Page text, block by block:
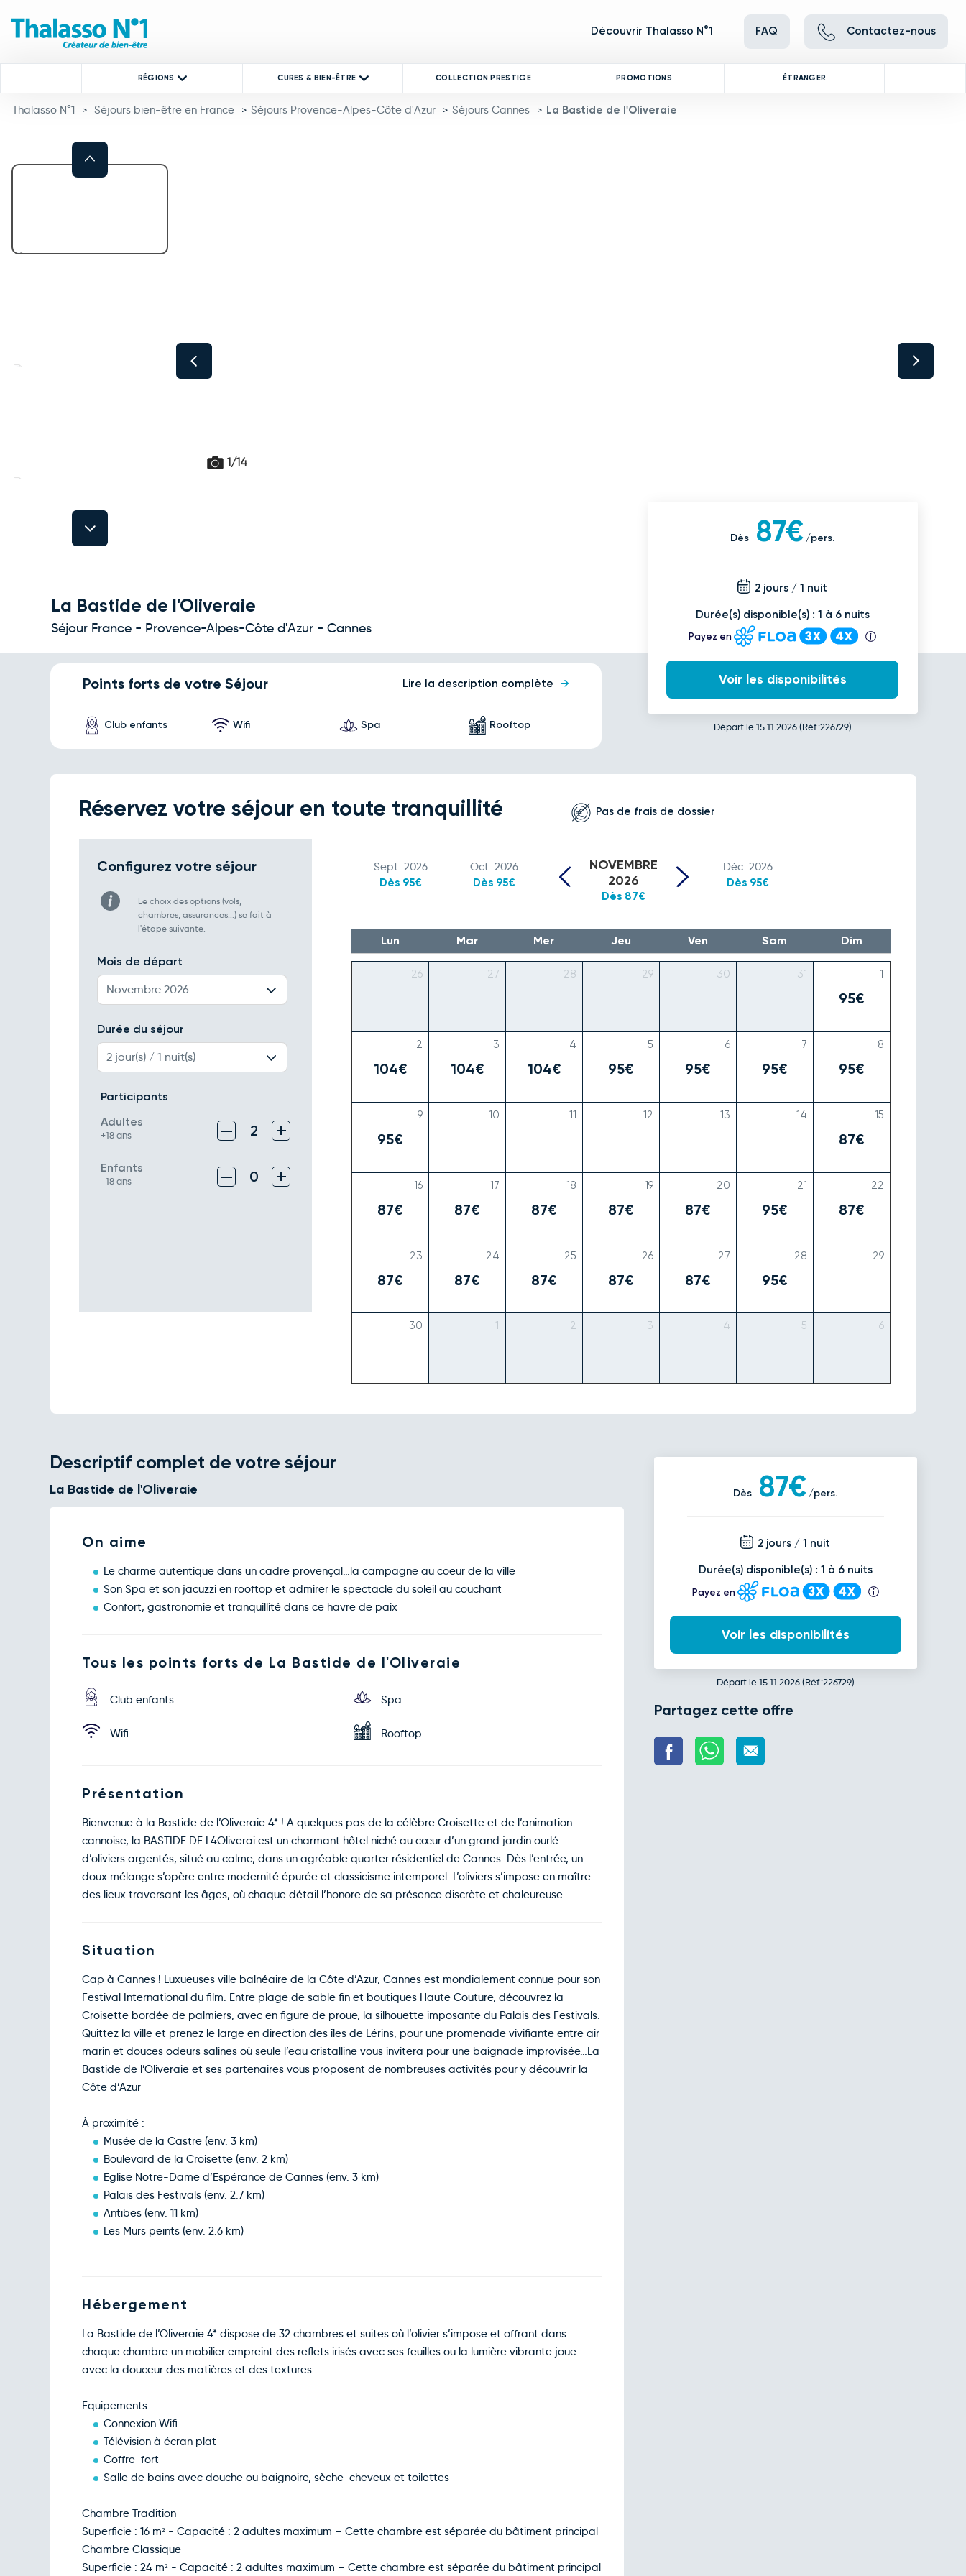
Découvrir Thalasso N°1 FAQ Contactez-nous
RÉGIONS CURES & BIEN-ÊTRE COLLECTION PRESTIGE PROMOTIONS ÉTRANGER
Thalasso N°1 > Séjours bien-être en France > Séjours Provence-Alpes-Côte d'Azur > Séjours Cannes > La Bastide de l'Oliveraie
This carousel contains a column of small thumbnails. Selecting a thumbnail will change the main image in the carousel that follows. Use the Previous and Next buttons to cycle through all the
Previous
Next
1/14
La Bastide de l'Oliveraie
Séjour France - Provence-Alpes-Côte d'Azur - Cannes
Points forts de votre Séjour Lire la description complète
Club enfants Wifi Spa Rooftop
Dès 87€ /pers.
2 jours / 1 nuit
Durée(s) disponible(s) : 1 à 6 nuits
Payez en
Voir les disponibilités
Départ le 15.11.2026 (Réf.:226729)
Réservez votre séjour en toute tranquillité Pas de frais de dossier
Configurez votre séjour
Le choix des options (vols,
chambres, assurances...) se fait à
l'étape suivante.
Mois de départ
Novembre 2026
Durée du séjour
2 jour(s) / 1 nuit(s)
Participants
Adultes
+18 ans – 2 +
Enfants
-18 ans – 0 +
Sept. 2026
Dès 95€
Oct. 2026
Dès 95€
NOVEMBRE
2026
Dès 87€
Déc. 2026
Dès 95€
95€
104€ 104€ 104€ 95€ 95€ 95€ 95€
95€ 87€
87€ 87€ 87€ 87€ 87€ 95€ 87€
87€ 87€ 87€ 87€ 87€ 95€
Lun Mar Mer Jeu Ven Sam Dim
26 27 28 29 30 31 1
2 3 4 5 6 7 8
9 10 11 12 13 14 15
16 17 18 19 20 21 22
23 24 25 26 27 28 29
30 1 2 3 4 5 6
Descriptif complet de votre séjour
La Bastide de l'Oliveraie
On aime
Le charme autentique dans un cadre provençal…la campagne au coeur de la ville
Son Spa et son jacuzzi en rooftop et admirer le spectacle du soleil au couchant
Confort, gastronomie et tranquillité dans ce havre de paix
Tous les points forts de La Bastide de l'Oliveraie
Club enfants
Wifi
Spa
Rooftop
Présentation
Bienvenue à la Bastide de l’Oliveraie 4* ! A quelques pas de la célèbre Croisette et de l’animation
cannoise, la BASTIDE DE L4Oliverai est un charmant hôtel niché au cœur d’un grand jardin ourlé
d’oliviers argentés, situé au calme, dans un agréable quarter résidentiel de Cannes. Dès l’entrée, un
doux mélange s’opère entre modernité épurée et classicisme intemporel. L’oliviers s’impose en maître
des lieux traversant les âges, où chaque détail l’honore de sa présence discrète et chaleureuse……
Situation
Cap à Cannes ! Luxueuses ville balnéaire de la Côte d’Azur, Cannes est mondialement connue pour son
Festival International du film. Entre plage de sable fin et boutiques Haute Couture, découvrez la
Croisette bordée de palmiers, avec en figure de proue, la silhouette imposante du Palais des Festivals.
Quittez la ville et prenez le large en direction des îles de Lérins, pour une promenade vivifiante entre air
marin et douces odeurs salines où seule l’eau cristalline vous invitera pour une baignade improvisée…La
Bastide de l’Oliveraie et ses partenaires vous proposent de nombreuses activités pour y découvrir la
Côte d’Azur
À proximité :
Musée de la Castre (env. 3 km)
Boulevard de la Croisette (env. 2 km)
Eglise Notre-Dame d’Espérance de Cannes (env. 3 km)
Palais des Festivals (env. 2.7 km)
Antibes (env. 11 km)
Les Murs peints (env. 2.6 km)
Hébergement
La Bastide de l’Oliveraie 4* dispose de 32 chambres et suites où l’olivier s’impose et offrant dans
chaque chambre un mobilier empreint des reflets irisés avec ses feuilles ou la lumière vibrante joue
avec la douceur des matières et des textures.
Equipements :
Connexion Wifi
Télévision à écran plat
Coffre-fort
Salle de bains avec douche ou baignoire, sèche-cheveux et toilettes
Chambre Tradition
Superficie : 16 m² - Capacité : 2 adultes maximum – Cette chambre est séparée du bâtiment principal
Chambre Classique
Superficie : 24 m² - Capacité : 2 adultes maximum – Cette chambre est séparée du bâtiment principal
Dès 87€ /pers.
2 jours / 1 nuit
Durée(s) disponible(s) : 1 à 6 nuits
Payez en
Voir les disponibilités
Départ le 15.11.2026 (Réf.:226729)
Partagez cette offre